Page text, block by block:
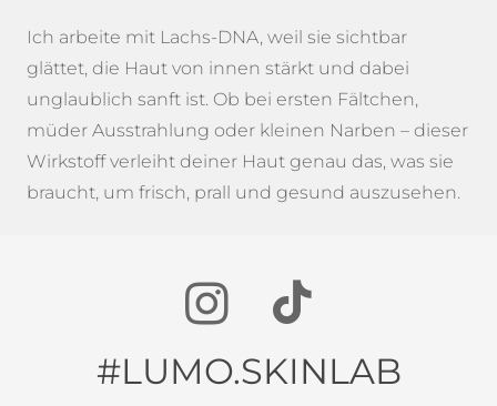
Studiogalerie
Schulungsanfrage
Terminanfrage
Ich arbeite mit Lachs-DNA, weil sie sichtbar
glättet, die Haut von innen stärkt und dabei
unglaublich sanft ist. Ob bei ersten Fältchen,
müder Ausstrahlung oder kleinen Narben – dieser
Wirkstoff verleiht deiner Haut genau das, was sie
braucht, um frisch, prall und gesund auszusehen.
#LUMO.SKINLAB